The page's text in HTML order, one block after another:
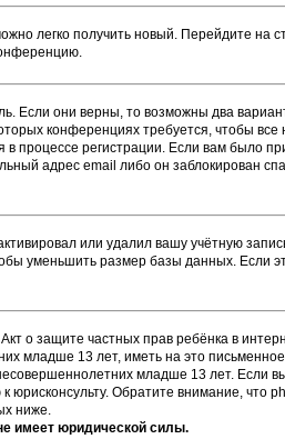
легко получить новый. Перейдите
Если они верны, то возможны два
конференциях требуется, чтобы
процессе регистрации. Если вам было
адрес email либо он заблокирован
или удалил вашу учётную
уменьшить размер базы данных. Если
о защите частных прав ребёнка в
младше 13 лет, иметь на это
младше 13 лет. Если
юрисконсульту. Обратите внимание, что
ниже.
имеет юридической силы.